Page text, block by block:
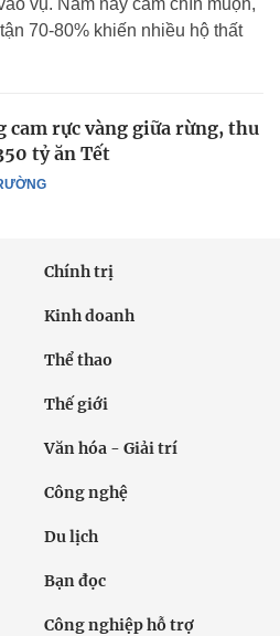
vụ. Năm nay cam chín muộn,
70-80% khiến nhiều hộ thất
cam rực vàng giữa rừng, thu
tỷ ăn Tết
Chính trị
Kinh doanh
Thể thao
Thế giới
Văn hóa - Giải trí
Công nghệ
Du lịch
Bạn đọc
Công nghiệp hỗ trợ